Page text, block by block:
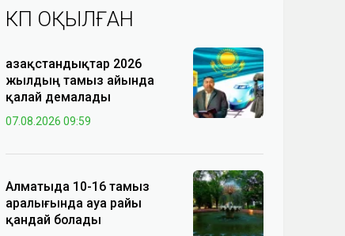
КӨП ОҚЫЛҒАН
Қазақстандықтар 2026
жылдың тамыз айында
қалай демалады
07.08.2026 09:59
Алматыда 10-16 тамыз
аралығында ауа райы
қандай болады